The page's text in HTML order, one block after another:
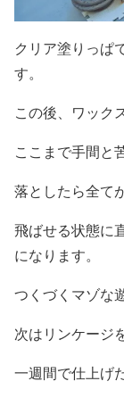
クリア塗りっぱ
す。
この後、ワック
ここまで手間と
落としたら全て
飛ばせる状態に
になります。
つくづくマゾな
次はリンケージ
一週間で仕上げ